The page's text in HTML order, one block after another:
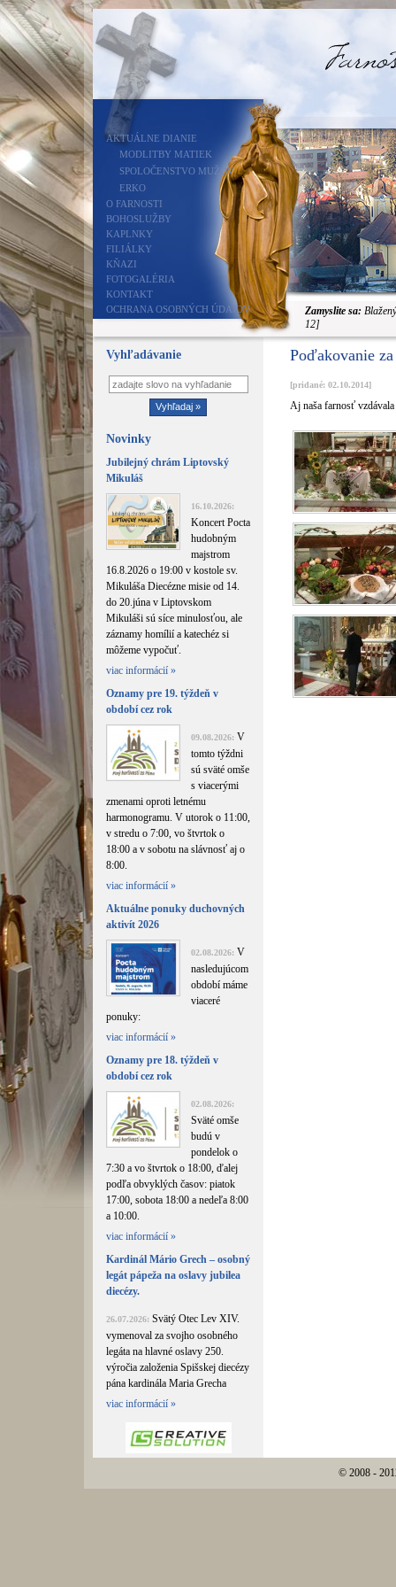
AKTUÁLNE DIANIE
MODLITBY MATIEK
SPOLOČENSTVO MUŽOV
ERKO
O FARNOSTI
BOHOSLUŽBY
KAPLNKY
FILIÁLKY
KŇAZI
FOTOGALÉRIA
KONTAKT
OCHRANA OSOBNÝCH ÚDAJOV
Zamyslite sa:
12]
Poďakovanie
[pridané: 02.10.2014]
Aj naša farnosť
Vyhľadávanie
Novinky
Jubilejný chrám Liptovský
Mikuláš
16.10.2026:
Koncert Pocta
hudobným
majstrom
16.8.2026 o 19:00 v kostole sv.
Mikuláša Diecézne misie od 14.
do 20.júna v Liptovskom
Mikuláši sú síce minulosťou, ale
záznamy homílií a katechéz si
môžeme vypočuť.
viac informácií »
Oznamy pre 19. týždeň v
období cez rok
09.08.2026: V
tomto týždni
sú sväté omše
s viacerými
zmenami oproti letnému
harmonogramu. V utorok o 11:00,
v stredu o 7:00, vo štvrtok o
18:00 a v sobotu na slávnosť aj o
8:00.
viac informácií »
Aktuálne ponuky duchovných
aktivít 2026
02.08.2026: V
nasledujúcom
období máme
viaceré
ponuky:
viac informácií »
Oznamy pre 18. týždeň v
období cez rok
02.08.2026:
Sväté omše
budú v
pondelok o
7:30 a vo štvrtok o 18:00, ďalej
podľa obvyklých časov: piatok
17:00, sobota 18:00 a nedeľa 8:00
a 10:00.
viac informácií »
Kardinál Mário Grech – osobný
legát pápeža na oslavy jubilea
diecézy.
26.07.2026: Svätý Otec Lev XIV.
vymenoval za svojho osobného
legáta na hlavné oslavy 250.
výročia založenia Spišskej diecézy
pána kardinála Maria Grecha
viac informácií »
© 2008 -